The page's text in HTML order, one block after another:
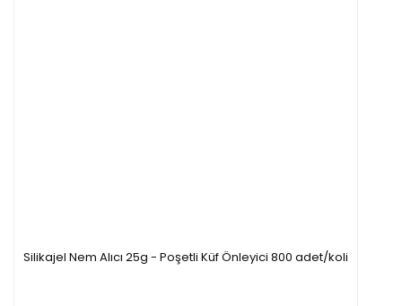
Silikajel Nem Alıcı 25g - Poşetli Küf Önleyici 800 adet/koli